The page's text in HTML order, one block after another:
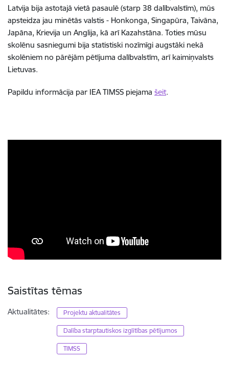
Latvija bija astotajā vietā pasaulē (starp 38 dalībvalstīm), mūs
apsteidza jau minētās valstis - Honkonga, Singapūra, Taivāna,
Japāna, Krievija un Anglija, kā arī Kazahstāna. Toties mūsu
skolēnu sasniegumi bija statistiski nozīmīgi augstāki nekā
skolēniem no pārējām pētījuma dalībvalstīm, arī kaimiņvalsts
Lietuvas.
Papildu informācija par IEA TIMSS piejama šeit.
Saistītas tēmas
Aktualitātes: Projektu aktualitātes
Dalība starptautiskos izglītības pētījumos
TIMSS